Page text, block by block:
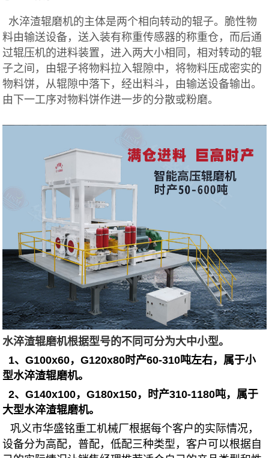
水淬渣辊磨机的主体是两个相向转动的辊子。脆性物
料由输送设备，送入装有称重传感器的称重仓，而后通
过辊压机的进料装置，进入两大小相同，相对转动的辊
子之间，由辊子将物料拉入辊隙中，将物料压成密实的
物料饼，从辊隙中落下，经出料斗，由输送设备输出。
由下一工序对物料饼作进一步的分散或粉磨。
水淬渣辊磨机根据型号的不同可分为大中小型。
1、G100x60，G120x80时产60-310吨左右，属于小
型水淬渣辊磨机。
2、G140x100，G180x150，时产310-1180吨，属于
大型水淬渣辊磨机。
巩义市华盛铭重工机械厂根据每个客户的实际情况，
设备分为高配，普配，低配三种类型，客户可以根据自